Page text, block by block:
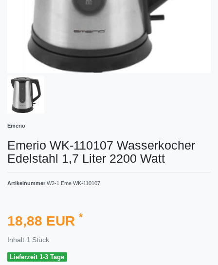
Emerio
Emerio ‎WK-110107 Wasserkocher
Edelstahl 1,7 Liter 2200 Watt
Artikelnummer W2-1 Eme WK-110107
18,88 EUR *
Inhalt 1 Stück
Lieferzeit 1-3 Tage